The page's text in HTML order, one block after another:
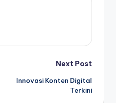
Next Post
Innovasi Konten Digital
Terkini